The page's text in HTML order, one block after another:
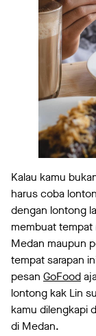
Kalau kamu
harus coba
dengan lontong
membuat tempat
Medan maupun
tempat sarapan
pesan GoFood
lontong kak Lin
kamu dilengkapi
di Medan.